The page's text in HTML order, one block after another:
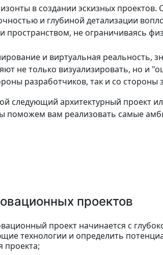
в создании эскизных
и глубиной детализации
пространством, не ограничиваясь
и виртуальная реальность,
не только визуализировать, но и
разработчиков, так и со стороны
следующий архитектурный проект
поможем вам реализовать самые
проектов
проект начинается с
технологии и определить
проекта;